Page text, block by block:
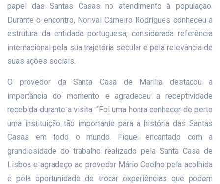
papel das Santas Casas no atendimento à população.
Durante o encontro, Norival Carneiro Rodrigues conheceu a
estrutura da entidade portuguesa, considerada referência
internacional pela sua trajetória secular e pela relevância de
suas ações sociais.
O provedor da Santa Casa de Marília destacou a
importância do momento e agradeceu a receptividade
recebida durante a visita. “Foi uma honra conhecer de perto
uma instituição tão importante para a história das Santas
Casas em todo o mundo. Fiquei encantado com a
grandiosidade do trabalho realizado pela Santa Casa de
Lisboa e agradeço ao provedor Mário Coelho pela acolhida
e pela oportunidade de trocar experiências que podem